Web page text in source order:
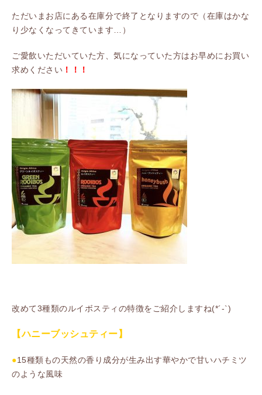
ただいまお店にある在庫分で終了となりますので（在庫はかな
り少なくなってきています…）
ご愛飲いただいていた方、気になっていた方はお早めにお買い
求めください ！！！
改めて3種類のルイボスティの特徴をご紹介しますね(*´-`)
【ハニーブッシュティー】
●15種類もの天然の香り成分が生み出す華やかで甘いハチミツ
のような風味